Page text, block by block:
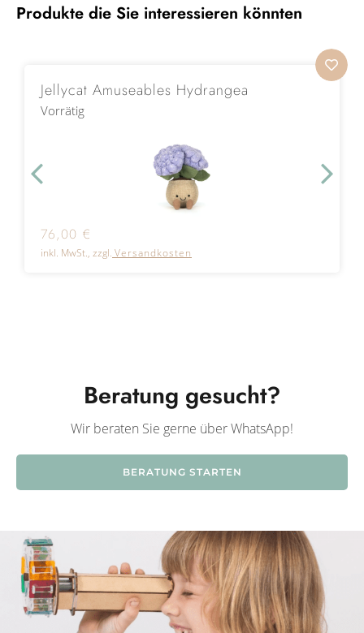
Produkte die Sie interessieren könnten
Jellycat Amuseables Hydrangea
Vorrätig
76,00 €
inkl. MwSt., zzgl. Versandkosten
Beratung gesucht?
Wir beraten Sie gerne über WhatsApp!
BERATUNG STARTEN